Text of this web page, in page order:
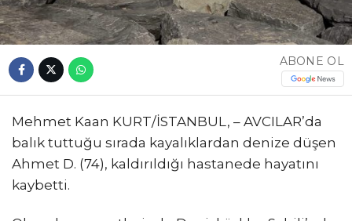
ABONE OL
Mehmet Kaan KURT/İSTANBUL, – AVCILAR’da
balık tuttuğu sırada kayalıklardan denize düşen
Ahmet D. (74), kaldırıldığı hastanede hayatını
kaybetti.